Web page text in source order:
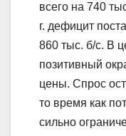
всего на 740
г. дефицит
860 тыс. б/с. В
позитивный
цены. Спрос
то время как
сильно